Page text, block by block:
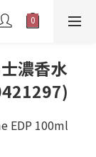
濃香水
EDP 100ml